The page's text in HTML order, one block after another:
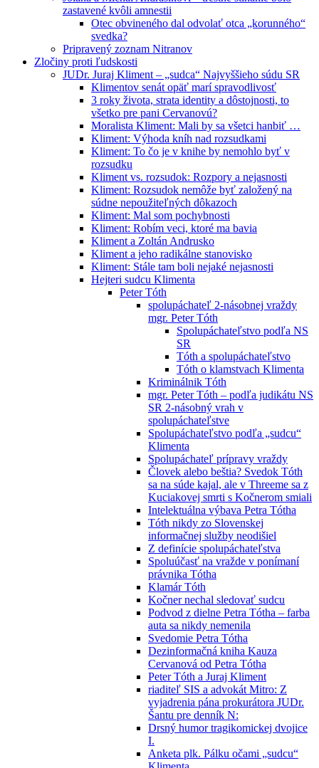
zastavené kvôli amnestii
Otec obvineného dal odvolať otca „korunného“
svedka?
Pripravený zoznam Nitranov
Zločiny proti ľudskosti
JUDr. Juraj Kliment – „sudca“ Najvyššieho súdu SR
Klimentov senát opäť marí spravodlivosť
3 roky života, strata identity a dôstojnosti, to
všetko pre pani Cervanovú?
Moralista Kliment: Mali by sa všetci hanbiť …
Kliment: Výhoda kníh nad rozsudkami
Kliment: To čo je v knihe by nemohlo byť v
rozsudku
Kliment vs. rozsudok: Rozpory a nejasnosti
Kliment: Rozsudok nemôže byť založený na
súdne nepoužiteľných dôkazoch
Kliment: Mal som pochybnosti
Kliment: Robím veci, ktoré ma bavia
Kliment a Zoltán Andrusko
Kliment a jeho radikálne stanovisko
Kliment: Stále tam boli nejaké nejasnosti
Hejteri sudcu Klimenta
Peter Tóth
spolupáchateľ 2-násobnej vraždy
mgr. Peter Tóth
Spolupáchateľstvo podľa NS
SR
Tóth a spolupáchateľstvo
Tóth o klamstvach Klimenta
Kriminálnik Tóth
mgr. Peter Tóth – podľa judikátu NS
SR 2-násobný vrah v
spolupáchateľstve
Spolupáchateľstvo podľa „sudcu“
Klimenta
Spolupáchateľ prípravy vraždy
Človek alebo beštia? Svedok Tóth
sa na súde kajal, ale v Threeme sa z
Kuciakovej smrti s Kočnerom smiali
Intelektuálna výbava Petra Tótha
Tóth nikdy zo Slovenskej
informačnej služby neodišiel
Z definície spolupáchateľstva
Spoluúčasť na vražde v ponímaní
právnika Tótha
Klamár Tóth
Kočner nechal sledovať sudcu
Podvod z dielne Petra Tótha – farba
auta sa nikdy nemenila
Svedomie Petra Tótha
Dezinformačná kniha Kauza
Cervanová od Petra Tótha
Peter Tóth a Juraj Kliment
riaditeľ SIS a advokát Mitro: Z
vyjadrenia pána prokurátora JUDr.
Šantu pre denník N:
Drsný humor tragikomickej dvojice
I.
Anketa plk. Pálku očami „sudcu“